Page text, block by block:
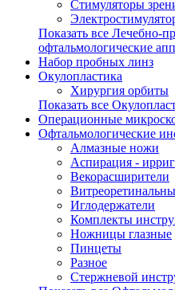
Стимуляторы
Показать все Лечебно-
офтальмологические
Набор пробных линз
Окулопластика
Хирургия орбиты
Показать все
Операционные
Офтальмологические
Алмазные ножи
Аспирация -
Векорасширители
Иглодержатели
Комплекты
Ножницы глазные
Пинцеты
Разное
Стержневой